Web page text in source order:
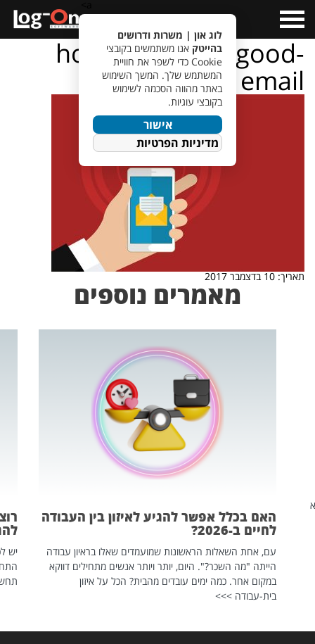
Menu
how-to-send-a-good-
email
תאריך: 10 בדצמבר 2017
מאמרים נוספים
האם בכלל אפשר להגיע לאיזון בין העבודה
לחיים ב-2026?
עם, אחת השאלות הראשונות שמועמדים שאלו בראיון עבודה
הייתה "מה השכר?". היום, יותר ויותר אנשים מתחילים דווקא
במקום אחר. כמה ימים עובדים מהבית? הכל על איזון
בית-עבודה >>>
יש
לוג און | משרות ודרושים
בהייטק אנו משתמשים בקובצי
Cookie כדי לשפר את חוויית
המשתמש שלך. המשך השימוש
באתר מהווה הסכמה לשימוש
בקובצי עוגיות.
אישור
מדיניות הפרטיות